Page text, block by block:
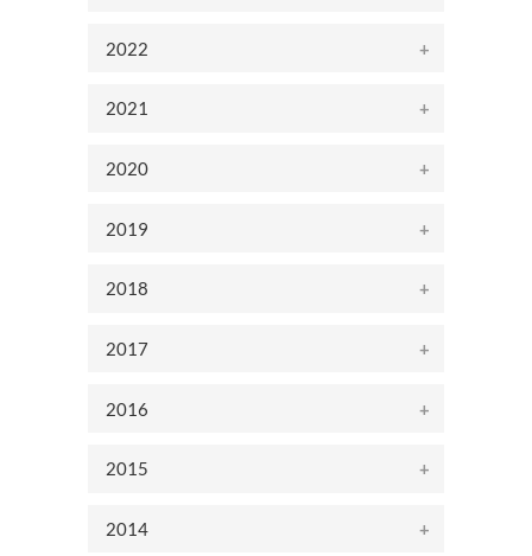
2022
2021
2020
2019
2018
2017
2016
2015
2014